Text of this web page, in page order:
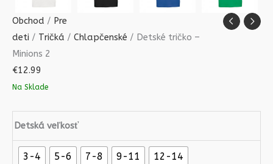
Obchod / Pre
deti / Tričká / Chlapčenské / Detské tričko –
Minions 2
€12.99
Na Sklade
Detská veľkosť
3-4 5-6 7-8 9-11 12-14